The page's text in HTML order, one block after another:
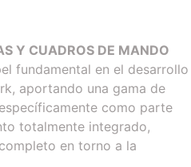
Y CUADROS DE MANDO
fundamental en el desarrollo
aportando una gama de
como parte
totalmente integrado,
en torno a la